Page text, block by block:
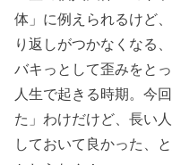
体」に例えられるけど
り返しがつかなくなる
バキっとして歪みをと
人生で起きる時期。今
た」わけだけど、長い
しておいて良かった、